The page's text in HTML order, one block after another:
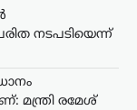
നടപടിയെന്ന്
മന്ത്രി രമേശ്